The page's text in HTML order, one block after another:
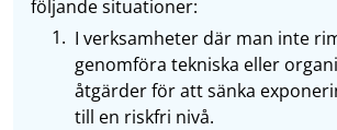
följande situationer:
I verksamheter där man inte
genomföra tekniska eller
åtgärder för att sänka
till en riskfri nivå.